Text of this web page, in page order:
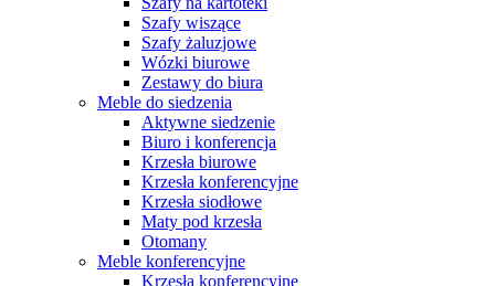
Szafy wiszące
Szafy żaluzjowe
Wózki biurowe
Zestawy do biura
Meble do siedzenia
Aktywne siedzenie
Biuro i konferencja
Krzesła biurowe
Krzesła konferencyjne
Krzesła siodłowe
Maty pod krzesła
Otomany
Meble konferencyjne
Krzesła konferencyjne